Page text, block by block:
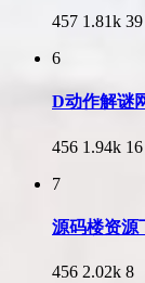
457 1.81k 39
6
D动作解谜
456 1.94k 16
7
源码楼资源
456 2.02k 8